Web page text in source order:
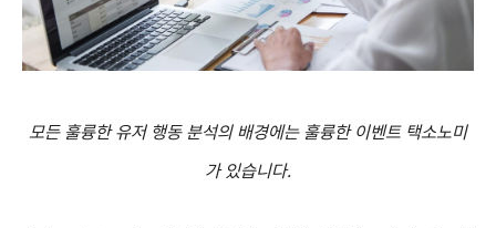
모든 훌륭한 유저 행동 분석의 배경에는 훌륭한 이벤트 택소노미
가 있습니다.